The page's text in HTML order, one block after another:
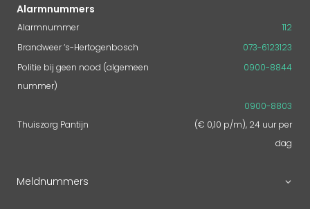
Alarmnummers
Alarmnummer
112
Brandweer ‘s-Hertogenbosch
073-6123123
Politie bij geen nood (algemeen
nummer)
0900-8844
Thuiszorg Pantijn
0900-8803
(€ 0,10 p/m), 24 uur per
dag
Meldnummers